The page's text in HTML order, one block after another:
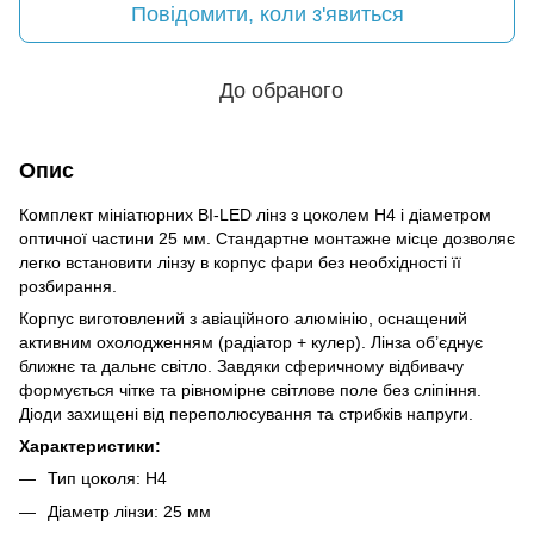
Повідомити, коли з'явиться
До обраного
Опис
Комплект мініатюрних BI-LED лінз з цоколем H4 і діаметром
оптичної частини 25 мм. Стандартне монтажне місце дозволяє
легко встановити лінзу в корпус фари без необхідності її
розбирання.
Корпус виготовлений з авіаційного алюмінію, оснащений
активним охолодженням (радіатор + кулер). Лінза об’єднує
ближнє та дальнє світло. Завдяки сферичному відбивачу
формується чітке та рівномірне світлове поле без сліпіння.
Діоди захищені від переполюсування та стрибків напруги.
Характеристики:
Тип цоколя: H4
Діаметр лінзи: 25 мм